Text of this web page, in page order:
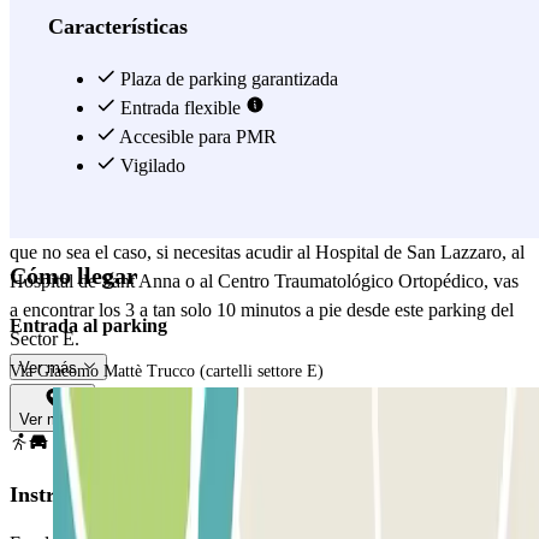
horario de apertura es de 24 horas, así serás libre de llegar o recoger
de Turín y quieres visitarlo? Pues perfecto, ya que se encuentra a
menos de 10 minutos a pie del parking del Sector E. La zona en la
que se encuentra este parking está bien comunicada por el transporte
público, pero si quieres llegar al centro de Turín, la manera más
que no sea el caso, si necesitas acudir al Hospital de San Lazzaro, al
Hospital de Sant'Anna o al Centro Traumatológico Ortopédico, vas
a encontrar los 3 a tan solo 10 minutos a pie desde este parking del
Sector E.
Ver más
Características
Plaza de parking garantizada
Entrada flexible
Accesible para PMR
Vigilado
Cómo llegar
Entrada al parking
Via Giacomo Mattè Trucco (cartelli settore E)
Ver mapa
Instrucciones